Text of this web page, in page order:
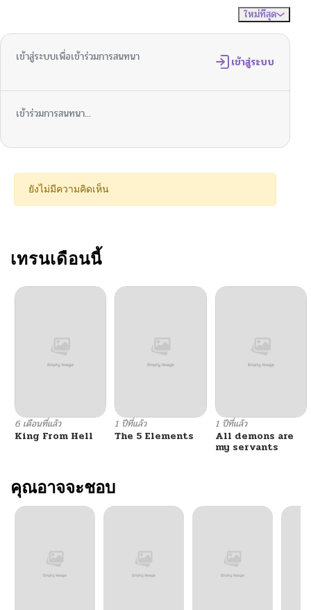
ใหม่ที่สุด
เข้าสู่ระบบเพื่อเข้าร่วมการสนทนา เข้าสู่ระบบ
เข้าร่วมการสนทนา...
ยังไม่มีความคิดเห็น
เทรนเดือนนี้
6 เดือนที่แล้ว
King From Hell
1 ปีที่แล้ว
The 5 Elements
1 ปีที่แล้ว
All demons are
my servants
คุณอาจจะชอบ